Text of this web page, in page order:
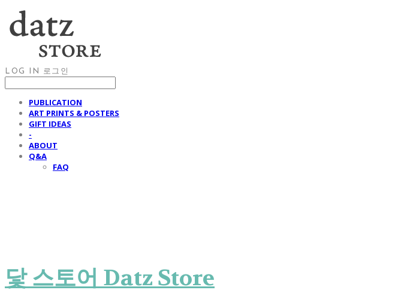
LOG IN 로그인
PUBLICATION
ART PRINTS & POSTERS
GIFT IDEAS
-
ABOUT
Q&A
FAQ
닻 스토어 Datz Store